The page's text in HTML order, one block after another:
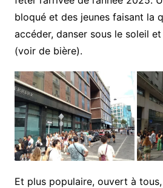
bloqué et des jeunes faisant la
accéder, danser sous le soleil et
(voir de bière).
Et plus populaire, ouvert à